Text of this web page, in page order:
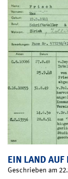
EIN LAND AUF
Geschrieben am